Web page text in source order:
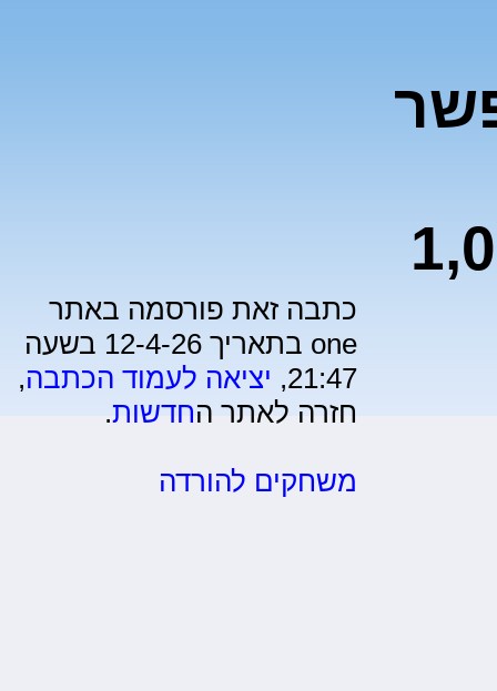
עד 1,000
כתבה זאת פורסמה באתר
one בתאריך 12-4-26 בשעה
21:47, יציאה לעמוד הכתבה,
חזרה לאתר החדשות.
משחקים להורדה